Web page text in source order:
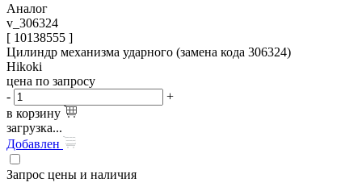
Аналог
v_306324
[ 10138555 ]
Цилиндр механизма ударного (замена кода 306324)
Hikoki
цена по запросу
-
+
в корзину
загрузка...
Добавлен
Запрос цены и наличия